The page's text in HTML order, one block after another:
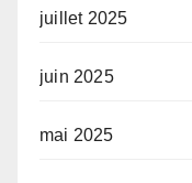
juillet 2025
juin 2025
mai 2025